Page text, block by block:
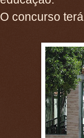
O concurso